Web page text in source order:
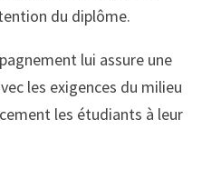
du diplôme.
lui assure une
les exigences du milieu
les étudiants à leur